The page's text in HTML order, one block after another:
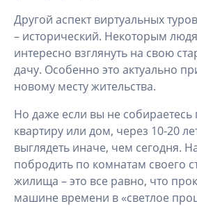
Другой аспект виртуальных
– исторический. Некоторым
интересно взглянуть на свою
дачу. Особенно это актуально
новому месту жительства.
Но даже если вы не собираетесь
квартиру или дом, через 10-20
выглядеть иначе, чем сегодня.
побродить по комнатам своего
жилища – это все равно, что
машине времени в «светлое